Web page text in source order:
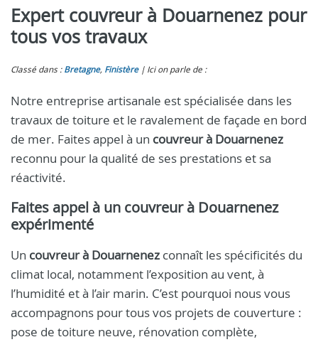
Expert couvreur à Douarnenez pour
tous vos travaux
Classé dans : Bretagne, Finistère Ici on parle de :
Notre entreprise artisanale est spécialisée dans les
travaux de toiture et le ravalement de façade en bord
de mer. Faites appel à un couvreur à Douarnenez
reconnu pour la qualité de ses prestations et sa
réactivité.
Faites appel à un couvreur à Douarnenez
expérimenté
Un couvreur à Douarnenez connaît les spécificités du
climat local, notamment l’exposition au vent, à
l’humidité et à l’air marin. C’est pourquoi nous vous
accompagnons pour tous vos projets de couverture :
pose de toiture neuve, rénovation complète,